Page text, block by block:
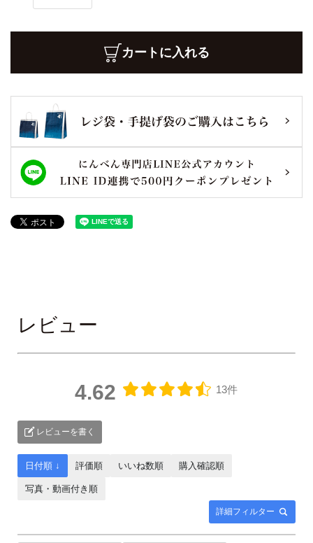
カートに入れる
レビュー
4.62 13件
レビューを書く
詳細フィルター
日付順 ↓ 評価順 いいね数順 購入確認順
写真・動画付き順